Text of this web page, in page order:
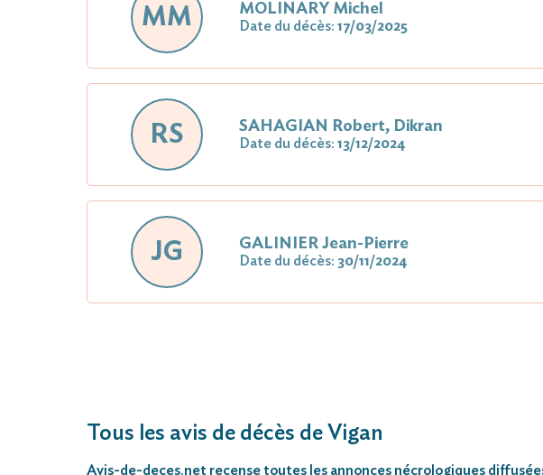
MM MOLINARY Michel
Date du décès: 17/03/2025
RS SAHAGIAN Robert, Dikran
Date du décès: 13/12/2024
JG GALINIER Jean-Pierre
Date du décès: 30/11/2024
Tous les avis de décès de Vigan
Avis-de-deces.net recense toutes les annonces nécrologiques